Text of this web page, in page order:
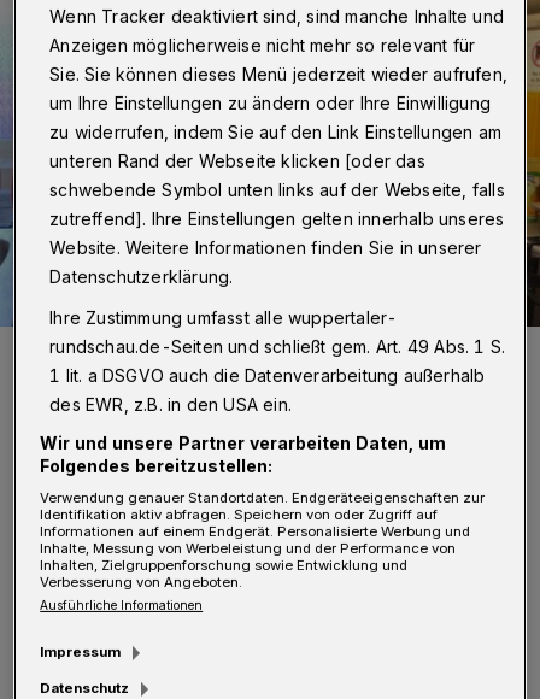
Wolfgang Ebert, Gabriela Ebert und Peter Vorsteher (von li.) in der
Küche der Tafelkantine, wo warme Mahlzeiten zubereitet werden.
M aßgeblich wurde sie initiiert von
Gabriela und Wolfgang Ebert:
Zeiten der Krise immer bewiesen, dass
Wenn Tracker deaktiviert sind, sind manche Inhalte und
Anzeigen möglicherweise nicht mehr so relevant für
Sie. Sie können dieses Menü jederzeit wieder aufrufen,
um Ihre Einstellungen zu ändern oder Ihre Einwilligung
zu widerrufen, indem Sie auf den Link Einstellungen am
unteren Rand der Webseite klicken [oder das
schwebende Symbol unten links auf der Webseite, falls
zutreffend]. Ihre Einstellungen gelten innerhalb unseres
Website. Weitere Informationen finden Sie in unserer
Datenschutzerklärung.
Ihre Zustimmung umfasst alle wuppertaler-
rundschau.de-Seiten und schließt gem. Art. 49 Abs. 1 S.
1 lit. a DSGVO auch die Datenverarbeitung außerhalb
des EWR, z.B. in den USA ein.
Wir und unsere Partner verarbeiten Daten, um
Folgendes bereitzustellen:
Verwendung genauer Standortdaten. Endgeräteeigenschaften zur
Identifikation aktiv abfragen. Speichern von oder Zugriff auf
Informationen auf einem Endgerät. Personalisierte Werbung und
Inhalte, Messung von Werbeleistung und der Performance von
Inhalten, Zielgruppenforschung sowie Entwicklung und
Verbesserung von Angeboten.
Ausführliche Informationen
Impressum
Datenschutz